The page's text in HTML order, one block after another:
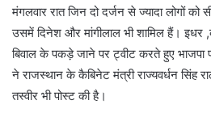
मंगलवार रात जिन दो दर्जन से ज्यादा लोगों को
उसमें दिनेश और मांगीलाल भी शामिल हैं। इधर
बिवाल के पकड़े जाने पर ट्वीट करते हुए भाजपा
ने राजस्थान के कैबिनेट मंत्री राज्यवर्धन सिंह
तस्वीर भी पोस्ट की है।